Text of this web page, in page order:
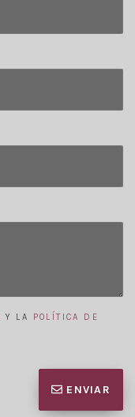
Y LA
POLÍTICA DE
ENVIAR